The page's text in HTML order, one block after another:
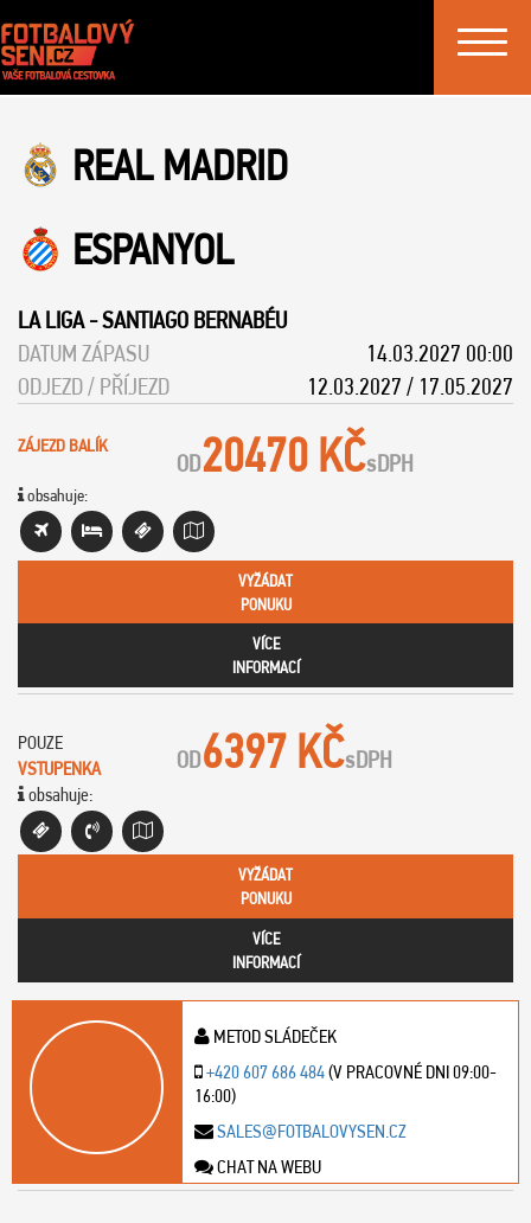
Toggle
REAL MADRID
ESPANYOL
LA LIGA-SANTIAGO BERNABÉU
DATUM ZÁPASU
14.03.2027 00:00
ODJEZD / PŘÍJEZD
12.03.2027 / 17.05.2027
ZÁJEZD BALÍK
obsahuje:
OD20470 KČsDPH
VYŽÁDAT
PONUKU
VÍCE
INFORMACÍ
POUZE
VSTUPENKA
obsahuje:
OD6397 KČsDPH
VYŽÁDAT
PONUKU
VÍCE
INFORMACÍ
METOD SLÁDEČEK
+420 607 686 484(V PRACOVNÉ DNI 09:00-
16:00)
SALES@FOTBALOVYSEN.CZ
CHAT NA WEBU